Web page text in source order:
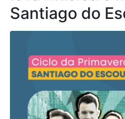
Santiago do